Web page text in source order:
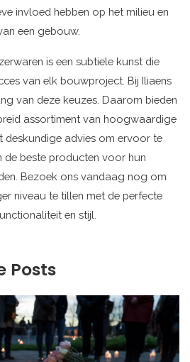
invloed hebben op het milieu en
een gebouw.
is een subtiele kunst die
van elk bouwproject. Bij Iliaens
van deze keuzes. Daarom bieden
assortiment van hoogwaardige
deskundige advies om ervoor te
beste producten voor hun
Bezoek ons vandaag nog om
niveau te tillen met de perfecte
en stijl.
Posts